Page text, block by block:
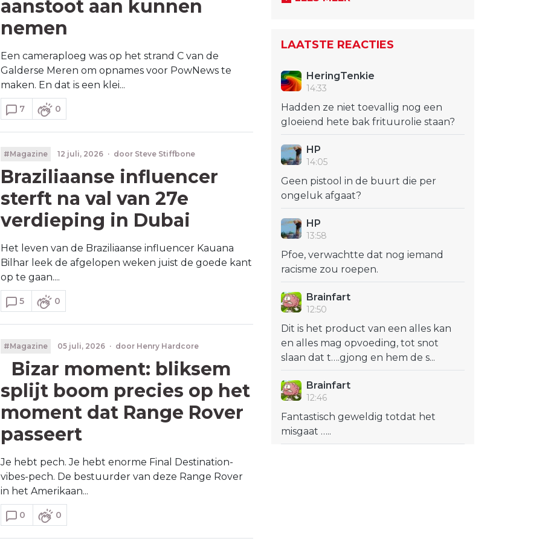
aanstoot aan kunnen
nemen
Een cameraploeg was op het strand C van de
Galderse Meren om opnames voor PowNews te
maken. En dat is een klei...
7 0
#Magazine 12 juli, 2026 · door Steve Stiffbone
Braziliaanse influencer
sterft na val van 27e
verdieping in Dubai
Het leven van de Braziliaanse influencer Kauana
Bilhar leek de afgelopen weken juist de goede kant
op te gaan....
5 0
#Magazine 05 juli, 2026 · door Henry Hardcore
Bizar moment: bliksem
splijt boom precies op het
moment dat Range Rover
passeert
Je hebt pech. Je hebt enorme Final Destination-
vibes-pech. De bestuurder van deze Range Rover
in het Amerikaan...
0 0
LAATSTE REACTIES
HeringTenkie
14:33
Hadden ze niet toevallig nog een
gloeiend hete bak frituurolie staan?
HP
14:05
Geen pistool in de buurt die per
ongeluk afgaat?
HP
13:58
Pfoe, verwachtte dat nog iemand
racisme zou roepen.
Brainfart
12:50
Dit is het product van een alles kan
en alles mag opvoeding, tot snot
slaan dat t….gjong en hem de s...
Brainfart
12:46
Fantastisch geweldig totdat het
misgaat …..